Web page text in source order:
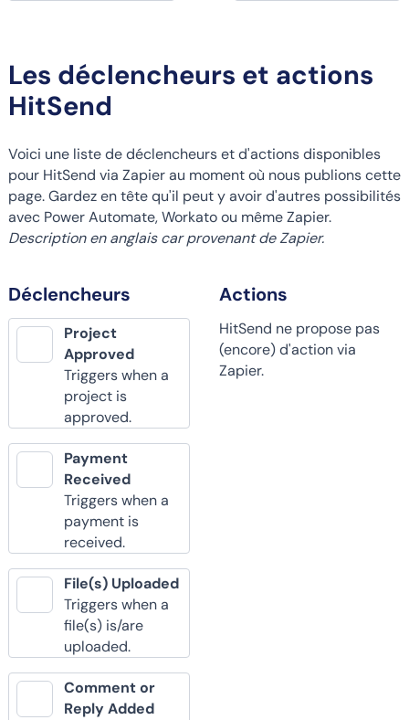
Les déclencheurs et actions
HitSend
Voici une liste de déclencheurs et d'actions disponibles
pour HitSend via Zapier au moment où nous publions cette
page. Gardez en tête qu'il peut y avoir d'autres possibilités
avec Power Automate, Workato ou même Zapier.
Description en anglais car provenant de Zapier.
Déclencheurs
Project
Approved
Triggers when a
project is
approved.
Payment
Received
Triggers when a
payment is
received.
File(s) Uploaded
Triggers when a
file(s) is/are
uploaded.
Comment or
Reply Added
Actions
HitSend ne propose pas
(encore) d'action via
Zapier.